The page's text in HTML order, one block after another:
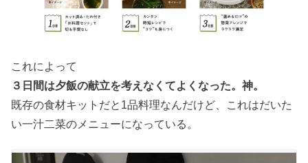
これによって
３日間は夕飯の献立を考えなくてよくなった。神。
既存の食材キットだと1品料理なんだけど、これはだいた
い一汁二菜のメニューになっている。